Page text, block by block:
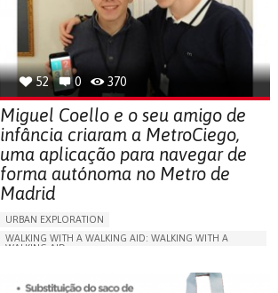
52 0 370
Miguel Coello e o seu amigo de
infância criaram a MetroCiego,
uma aplicação para navegar de
forma autónoma no Metro de
Madrid
URBAN EXPLORATION
WALKING WITH A WALKING AID: WALKING WITH A
WALKING AID
APP (INCLUDING WHEN CONNECTED WITH WEARABLE)